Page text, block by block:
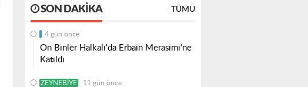
SON DAKIKA TÜMÜ
4 gün önce
On Binler Halkalı'da Erbain Merasimi’ne
Katıldı
ZEYNEBIYE 11 gün önce